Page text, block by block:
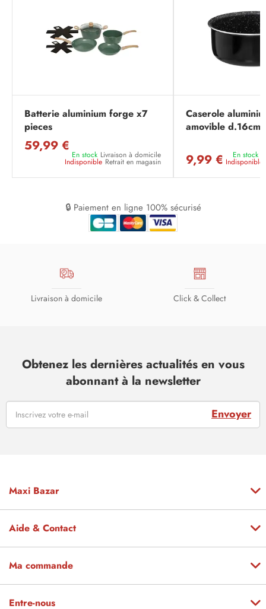
Batterie aluminium forge x7
pieces
59,99 €
En stock Livraison à domicile
Indisponible Retrait en magasin
Caserole
amovible d.16cm
9,99 € En stock
Indisponible
🔒 Paiement en ligne 100% sécurisé
Livraison à domicile Click & Collect
Obtenez les dernières actualités en vous
abonnant à la newsletter
Envoyer
Maxi Bazar
Aide & Contact
Ma commande
Entre-nous